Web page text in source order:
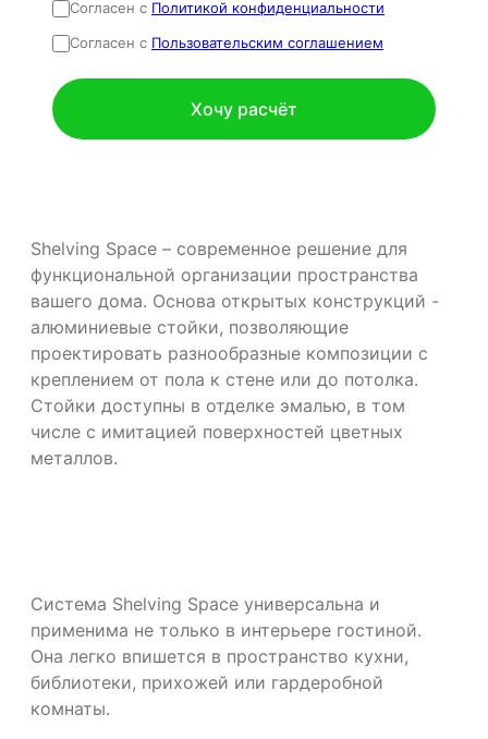
Согласен с Политикой конфиденциальности
Согласен с Пользовательским соглашением
Shelving Space – современное решение для
функциональной организации пространства
вашего дома. Основа открытых конструкций -
алюминиевые стойки, позволяющие
проектировать разнообразные композиции с
креплением от пола к стене или до потолка.
Стойки доступны в отделке эмалью, в том
числе с имитацией поверхностей цветных
металлов.
Система Shelving Space универсальна и
применима не только в интерьере гостиной.
Она легко впишется в пространство кухни,
библиотеки, прихожей или гардеробной
комнаты.